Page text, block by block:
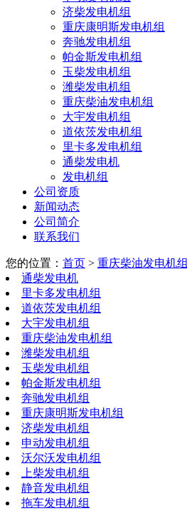
济柴发电机组
重庆康明斯发电机组
奔驰发电机组
帕金斯发电机组
玉柴发电机组
潍柴发电机组
重庆柴油发电机组
大宇发电机组
道依茨发电机组
里卡多发电机组
通柴发电机
发电机组
公司资质
新闻动态
公司简介
联系我们
您的位置： 首页 > 重庆柴油发电机组
通柴发电机
里卡多发电机组
道依茨发电机组
大宇发电机组
重庆柴油发电机组
潍柴发电机组
玉柴发电机组
帕金斯发电机组
奔驰发电机组
重庆康明斯发电机组
济柴发电机组
申动发电机组
沃尔沃发电机组
上柴发电机组
静音发电机组
拖车发电机组